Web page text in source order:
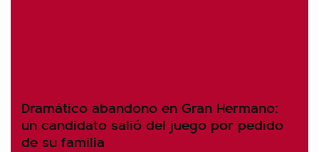
Dramático abandono en Gran Hermano:
un candidato salió del juego por pedido
de su familia